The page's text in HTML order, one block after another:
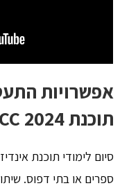
אפשרויות
תוכנת INDESIGN CC 2024
סיום לימודי תוכנת
ספרים או בתי דפוס.